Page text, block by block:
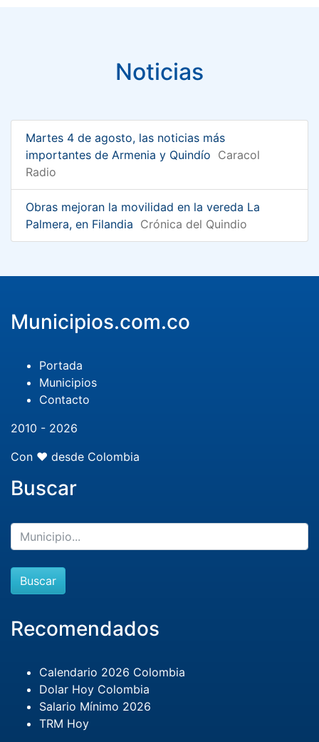
Noticias
Martes 4 de agosto, las noticias más
importantes de Armenia y Quindío Caracol
Radio
Obras mejoran la movilidad en la vereda La
Palmera, en Filandia Crónica del Quindio
Municipios.com.co
Portada
Municipios
Contacto
2010 - 2026
Con ❤️ desde Colombia
Buscar
Buscar
Recomendados
Calendario 2026 Colombia
Dolar Hoy Colombia
Salario Mínimo 2026
TRM Hoy